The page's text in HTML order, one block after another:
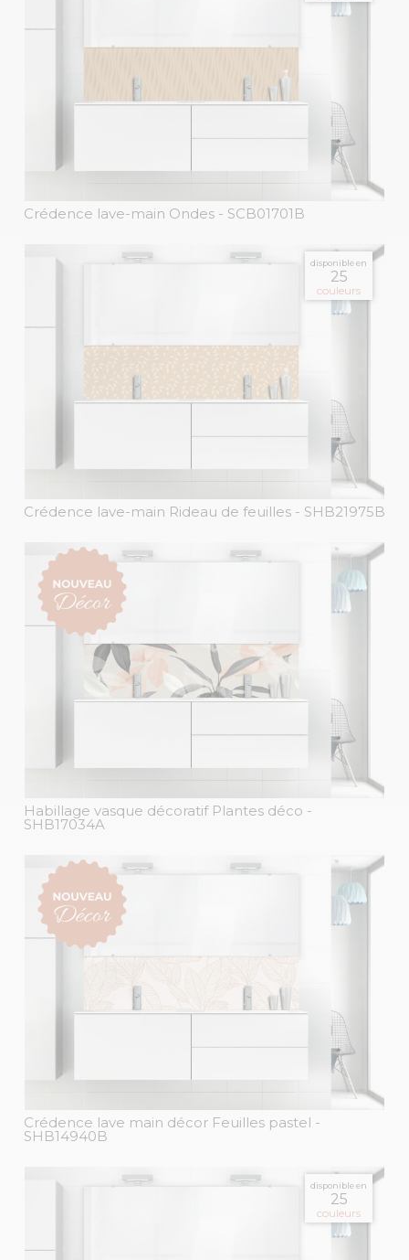
Crédence lave-main Ondes - SCB01701B
disponible en
25
couleurs
Crédence lave-main Rideau de feuilles - SHB21975B
Habillage vasque décoratif Plantes déco -
SHB17034A
Crédence lave main décor Feuilles pastel -
SHB14940B
disponible en
25
couleurs